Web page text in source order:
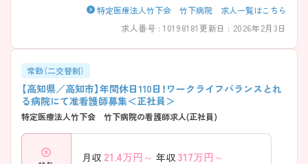
特定医療法人竹下会 竹下病院 求人一覧はこちら
求人番号 : 10198181 更新日 : 2026年2月3日
常勤（二交替制）
【高知県／高知市】年間休日110日！ワークライフバランスとれ
る病院にて准看護師募集＜正社員＞
特定医療法人竹下会 竹下病院の看護師求人(正社員)
月収 21.4万円～ 年収 317万円～